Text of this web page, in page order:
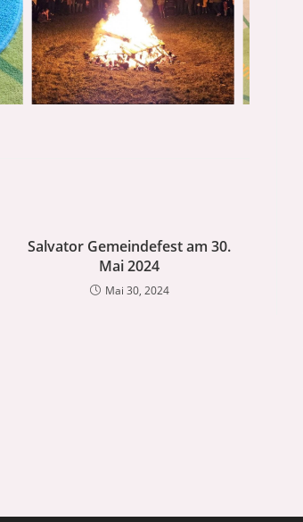
Salvator Gemeindefest am 30.
Mai 2024
Mai 30, 2024